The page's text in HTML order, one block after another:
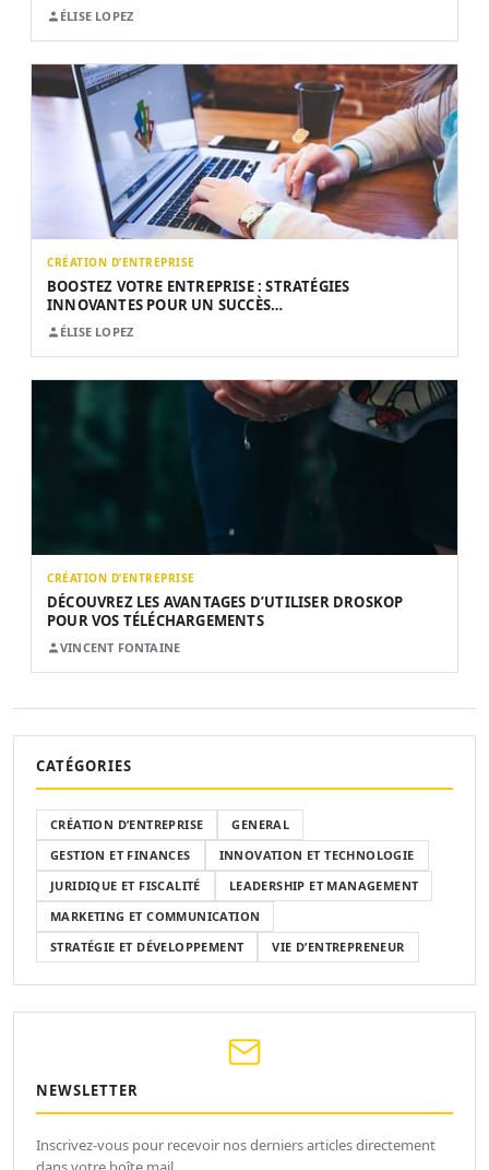
ÉLISE LOPEZ
CRÉATION D’ENTREPRISE
BOOSTEZ VOTRE ENTREPRISE : STRATÉGIES
INNOVANTES POUR UN SUCCÈS…
ÉLISE LOPEZ
CRÉATION D’ENTREPRISE
DÉCOUVREZ LES AVANTAGES D’UTILISER DROSKOP
POUR VOS TÉLÉCHARGEMENTS
VINCENT FONTAINE
CATÉGORIES
CRÉATION D’ENTREPRISE
GENERAL
GESTION ET FINANCES
INNOVATION ET TECHNOLOGIE
JURIDIQUE ET FISCALITÉ
LEADERSHIP ET MANAGEMENT
MARKETING ET COMMUNICATION
STRATÉGIE ET DÉVELOPPEMENT
VIE D’ENTREPRENEUR
NEWSLETTER
Inscrivez-vous pour recevoir nos derniers articles directement